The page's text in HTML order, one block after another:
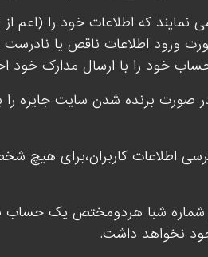
که اطلاعات خود را (اعم
ورود اطلاعات ناقص یا
خود را با ارسال مدارک خود
صورت برنده شدن سایت جایزه را
اطلاعات کاربران،برای هیچ
و شماره شبا هردومختص یک
نخواهد داشت.